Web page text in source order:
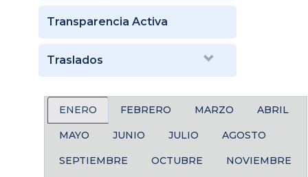
Transparencia Activa
Traslados
ENERO FEBRERO MARZO ABRIL
MAYO JUNIO JULIO AGOSTO
SEPTIEMBRE OCTUBRE NOVIEMBRE